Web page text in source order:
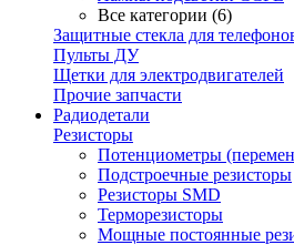
Все категории (6)
Защитные стекла для
Пульты ДУ
Щетки для электродвигателей
Прочие запчасти
Радиодетали
Резисторы
Потенциометры
Подстроечные резисторы
Резисторы SMD
Терморезисторы
Мощные постоянные